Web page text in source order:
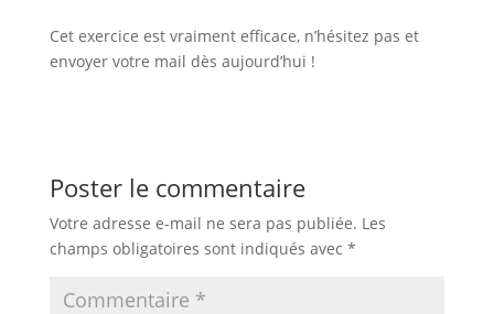
Cet exercice est vraiment efficace, n’hésitez pas et
envoyer votre mail dès aujourd’hui !
Poster le commentaire
Votre adresse e-mail ne sera pas publiée. Les
champs obligatoires sont indiqués avec *